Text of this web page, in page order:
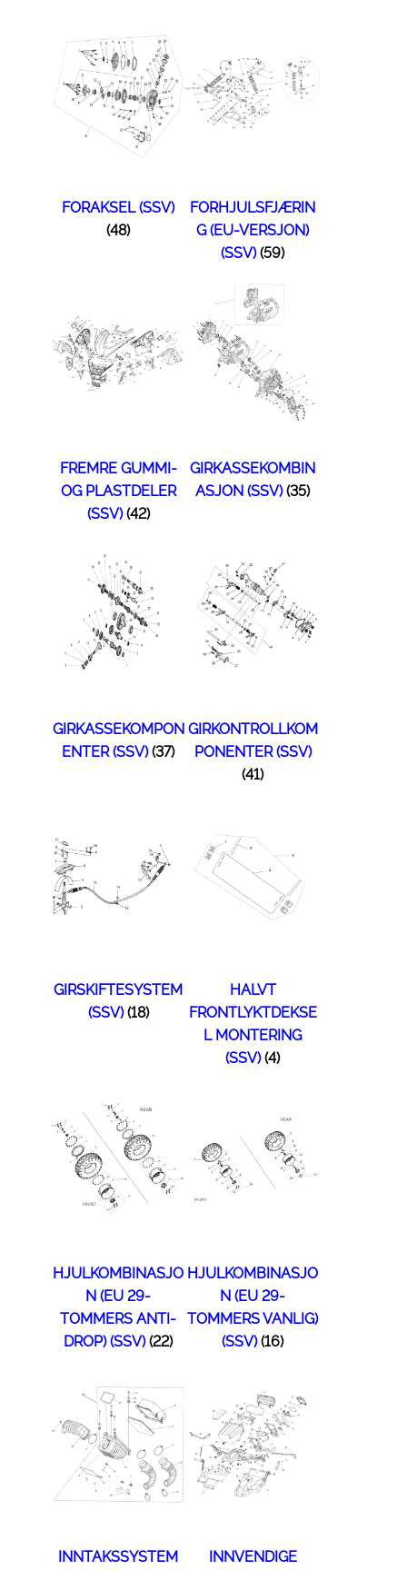
FORAKSEL (SSV)
(48)
FORHJULSFJÆRIN
G (EU-VERSJON)
(SSV)(59)
FREMRE GUMMI-
OG PLASTDELER
(SSV)(42)
GIRKASSEKOMBIN
ASJON (SSV)(35)
GIRKASSEKOMPON
ENTER (SSV)(37)
GIRKONTROLLKOM
PONENTER (SSV)
(41)
GIRSKIFTESYSTEM
(SSV)(18)
HALVT
FRONTLYKTDEKSE
L MONTERING
(SSV)(4)
HJULKOMBINASJO
N (EU 29-
TOMMERS ANTI-
DROP) (SSV)(22)
HJULKOMBINASJO
N (EU 29-
TOMMERS VANLIG)
(SSV)(16)
INNTAKSSYSTEM
INNVENDIGE